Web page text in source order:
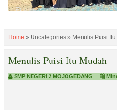
Home » Uncategories » Menulis Puisi Itu
Menulis Puisi Itu Mudah
SMP NEGERI 2 MOJOGEDANG